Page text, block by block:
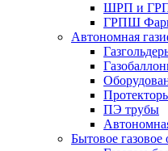
ШРП и
ГРПШ
Автономная
ПЭ трубы
Бытовое газовое